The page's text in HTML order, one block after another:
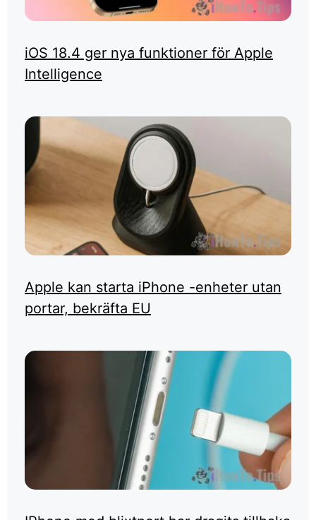
iOS 18.4 ger nya funktioner för Apple
Intelligence
Apple kan starta iPhone -enheter utan
portar, bekräfta EU